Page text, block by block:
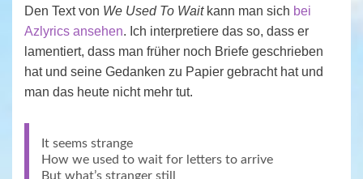
Den Text von We Used To Waitkann man sich bei
Azlyrics ansehen. Ich interpretiere das so, dass er
lamentiert, dass man früher noch Briefe geschrieben
hat und seine Gedanken zu Papier gebracht hat und
man das heute nicht mehr tut.
It seems strange
How we used to wait for letters to arrive
But what’s stranger still